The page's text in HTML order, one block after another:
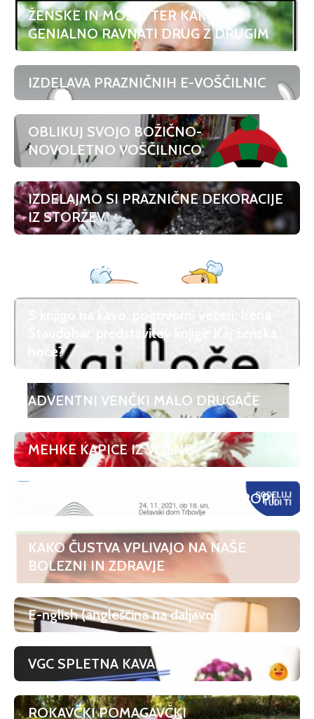
ŽENSKE IN MOŠKI TER KAKO
GENIALNO RAVNATI DRUG Z DRUGIM
IZDELAVA PRAZNIČNIH E-VOŠČILNIC
OBLIKUJ SVOJO BOŽIČNO-
NOVOLETNO VOŠČILNICO
IZDELAJMO SI PRAZNIČNE DEKORACIJE
IZ STORŽEV
MEDKULTURNA KUHINJA
Štaudohar, predstavitev knjige Kaj ženska
hoče?
ADVENTNI VENČKI MALO DRUGAČE
MEHKE KAPICE IZ VOLNE
JAVNI POGOVOR: TRBOVLJE V EVROPI
KAKO ČUSTVA VPLIVAJO NA NAŠE
BOLEZNI IN ZDRAVJE
E-nglish (angleščina na daljavo)
VGC SPLETNA KAVARNA
ROKAVČKI POMAGAVČKI